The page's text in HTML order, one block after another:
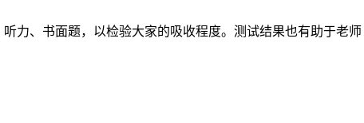
力、书面题，以检验大家的吸收程度。测试结果也有助于老师